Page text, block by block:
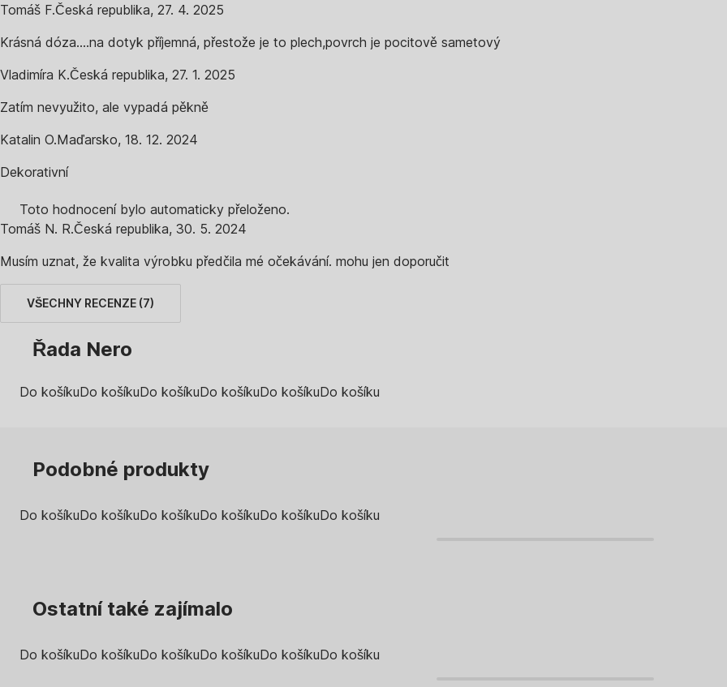
Tomáš F.Česká republika, 27. 4. 2025
Krásná dóza....na dotyk příjemná, přestože je to plech,povrch je pocitově sametový
Vladimíra K.Česká republika, 27. 1. 2025
Zatím nevyužito, ale vypadá pěkně
Katalin O.Maďarsko, 18. 12. 2024
Dekorativní
Toto hodnocení bylo automaticky přeloženo.
Tomáš N. R.Česká republika, 30. 5. 2024
Musím uznat, že kvalita výrobku předčila mé očekávání. mohu jen doporučit
VŠECHNY RECENZE (7)
Řada Nero
Do košíkuDo košíkuDo košíkuDo košíkuDo košíkuDo košíku
Podobné produkty
Do košíkuDo košíkuDo košíkuDo košíkuDo košíkuDo košíku
Ostatní také zajímalo
Do košíkuDo košíkuDo košíkuDo košíkuDo košíkuDo košíku